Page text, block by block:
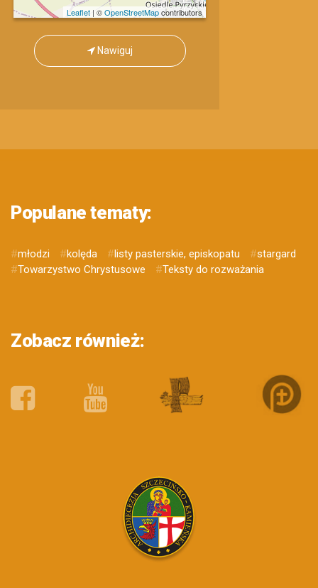
Leaflet | ©OpenStreetMapcontributors
Nawiguj
Populane tematy:
#młodzi #kolęda #listy pasterskie, episkopatu #stargard
#Towarzystwo Chrystusowe #Teksty do rozważania
Zobacz również: